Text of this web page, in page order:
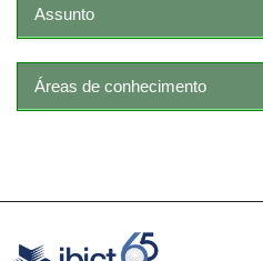
Assunto
Áreas de conhecimento